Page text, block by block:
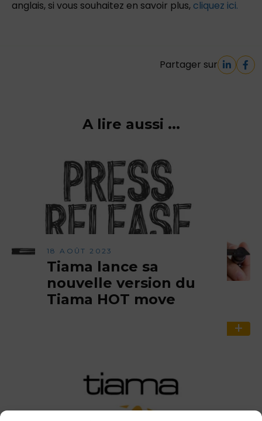
anglais, si vous souhaitez en savoir plus, cliquez ici.
Partager sur
A lire aussi ...
18 AOÛT 2023
Tiama lance sa
nouvelle version du
Tiama HOT move